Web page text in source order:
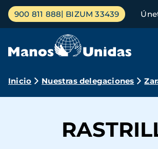
Pasar
contenido
Menú
principal
900 811 888 BIZUM 33439
Ruta
navegación
Inicio Nuestras delegaciones